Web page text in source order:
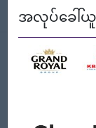
သော အလုပ်မရှိသေ
အလုပ်ခေါ်ယူ